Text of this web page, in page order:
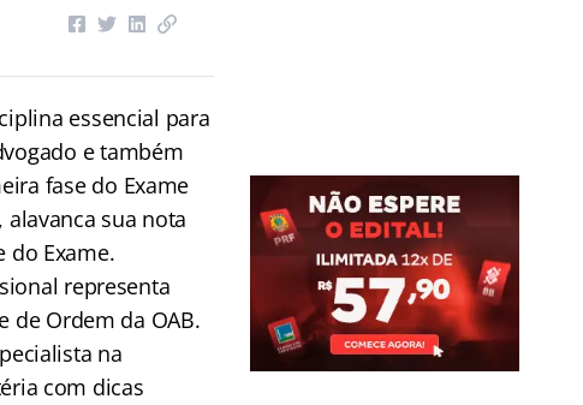
essencial para
e também
fase do Exame
sua nota
do Exame.
representa
de Ordem da OAB.
na
com dicas